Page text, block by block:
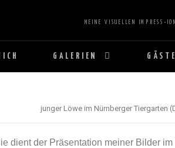
MEINE VISUELLEN
GALERIEN
junger Löwe im Nürnberger Tiergarten
dient der Präsentation meiner Bilder